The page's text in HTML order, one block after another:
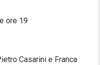
ore 19
Casarini e Franca